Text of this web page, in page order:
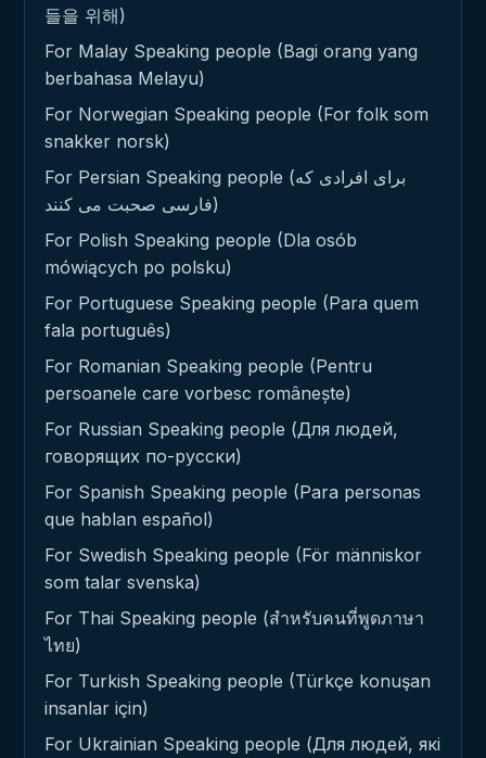
들을 위해)
For Malay Speaking people (Bagi orang yang
berbahasa Melayu)
For Norwegian Speaking people (For folk som
snakker norsk)
For Persian Speaking people (برای افرادی که
فارسی صحبت می کنند)
For Polish Speaking people (Dla osób
mówiących po polsku)
For Portuguese Speaking people (Para quem
fala português)
For Romanian Speaking people (Pentru
persoanele care vorbesc românește)
For Russian Speaking people (Для людей,
говорящих по-русски)
For Spanish Speaking people (Para personas
que hablan español)
For Swedish Speaking people (För människor
som talar svenska)
For Thai Speaking people (สำหรับคนที่พูดภาษา
ไทย)
For Turkish Speaking people (Türkçe konuşan
insanlar için)
For Ukrainian Speaking people (Для людей, які